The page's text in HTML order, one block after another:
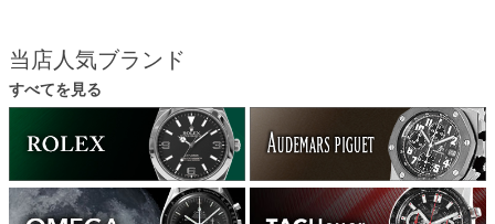
当店人気ブランド
すべてを見る